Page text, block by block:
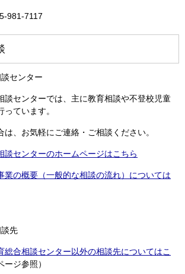
7117
センター
談センターでは、主に教育相談や不登校児童
ています。
は、お気軽にご連絡・ご相談ください。
談センターのホームページはこちら
業の概要（一般的な相談の流れ）については
先
総合相談センター以外の相談先についてはこ
ージ参照）